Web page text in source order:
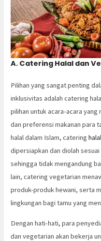
A. Catering Halal dan
Pilihan yang sangat penting
inklusivitas adalah catering
pilihan untuk acara-acara
dan preferensi makanan para
halal dalam Islam, cateringhalal
dipersiapkan dan diolah
sehingga tidak mengandung
lain, catering vegetarian
produk-produk hewani, serta
lingkungan bagi tamu yang
Dengan hati-hati, para
dan vegetarian akan bekerja